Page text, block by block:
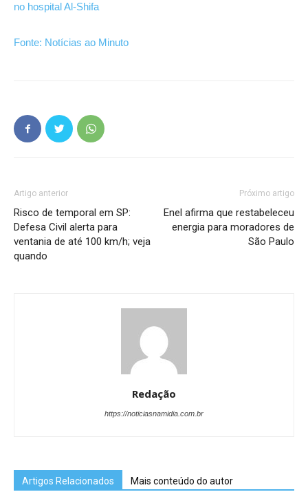
no hospital Al-Shifa
Fonte: Notícias ao Minuto
Artigo anterior
Risco de temporal em SP:
Defesa Civil alerta para
ventania de até 100 km/h; veja
quando
Próximo artigo
Enel afirma que restabeleceu
energia para moradores de
São Paulo
Redação
https://noticiasnamidia.com.br
Artigos Relacionados Mais conteúdo do autor